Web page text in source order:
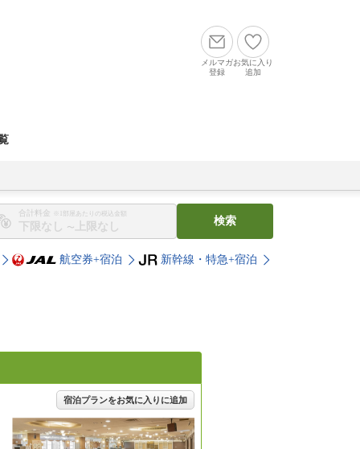
メルマガ
登録
お気に入り
追加
合計料金 ※1部屋あたりの税込金額
〜
検索
航空券+宿泊 新幹線・特急+宿泊
宿泊プランをお気に入りに追加